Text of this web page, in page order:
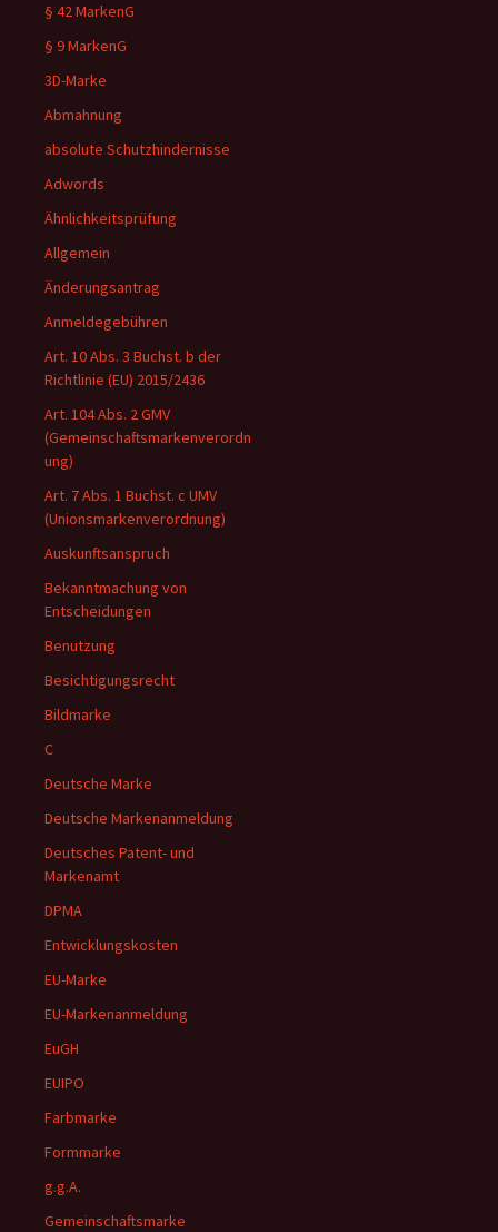
§ 42 MarkenG
§ 9 MarkenG
3D-Marke
Abmahnung
absolute Schutzhindernisse
Adwords
Ähnlichkeitsprüfung
Allgemein
Änderungsantrag
Anmeldegebühren
Art. 10 Abs. 3 Buchst. b der
Richtlinie (EU) 2015/2436
Art. 104 Abs. 2 GMV
(Gemeinschaftsmarkenverordn
ung)
Art. 7 Abs. 1 Buchst. c UMV
(Unionsmarkenverordnung)
Auskunftsanspruch
Bekanntmachung von
Entscheidungen
Benutzung
Besichtigungsrecht
Bildmarke
C
Deutsche Marke
Deutsche Markenanmeldung
Deutsches Patent- und
Markenamt
DPMA
Entwicklungskosten
EU-Marke
EU-Markenanmeldung
EuGH
EUIPO
Farbmarke
Formmarke
g.g.A.
Gemeinschaftsmarke